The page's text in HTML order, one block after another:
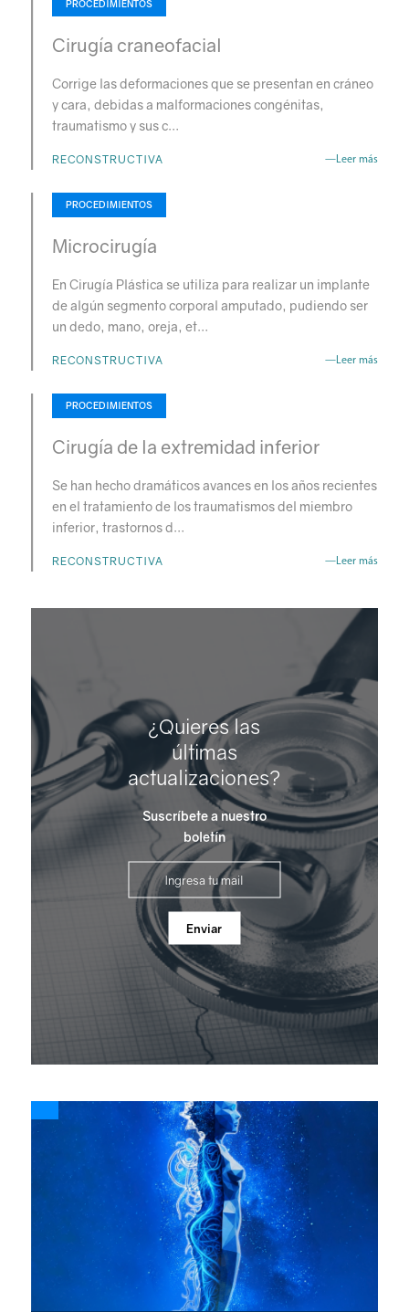
PROCEDIMIENTOS
Cirugía craneofacial
Corrige las deformaciones que se presentan en cráneo
y cara, debidas a malformaciones congénitas,
traumatismo y sus c…
RECONSTRUCTIVA —Leer más
PROCEDIMIENTOS
Microcirugía
En Cirugía Plástica se utiliza para realizar un implante
de algún segmento corporal amputado, pudiendo ser
un dedo, mano, oreja, et…
RECONSTRUCTIVA —Leer más
PROCEDIMIENTOS
Cirugía de la extremidad inferior
Se han hecho dramáticos avances en los años recientes
en el tratamiento de los traumatismos del miembro
inferior, trastornos d…
RECONSTRUCTIVA —Leer más
¿Quieres las
últimas
actualizaciones?
Suscríbete a nuestro
boletín